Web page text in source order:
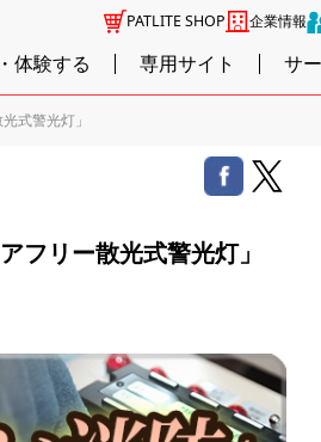
PATLITE SHOP 企業情報
体験する 専用サイト サ
式警光灯」
フリー散光式警光灯」